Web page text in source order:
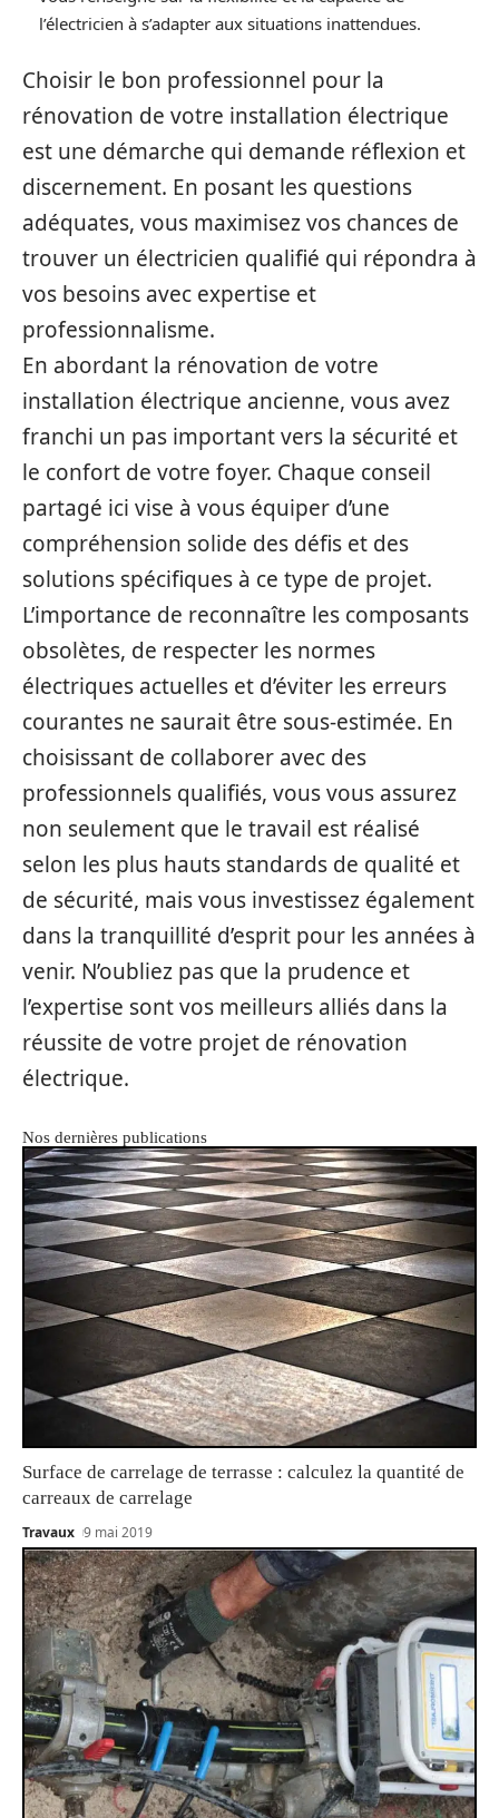
l’électricien à s’adapter aux situations inattendues.
Choisir le bon professionnel pour la
rénovation de votre installation électrique
est une démarche qui demande réflexion et
discernement. En posant les questions
adéquates, vous maximisez vos chances de
trouver un électricien qualifié qui répondra à
vos besoins avec expertise et
professionnalisme.
En abordant la rénovation de votre
installation électrique ancienne, vous avez
franchi un pas important vers la sécurité et
le confort de votre foyer. Chaque conseil
partagé ici vise à vous équiper d’une
compréhension solide des défis et des
solutions spécifiques à ce type de projet.
L’importance de reconnaître les composants
obsolètes, de respecter les normes
électriques actuelles et d’éviter les erreurs
courantes ne saurait être sous-estimée. En
choisissant de collaborer avec des
professionnels qualifiés, vous vous assurez
non seulement que le travail est réalisé
selon les plus hauts standards de qualité et
de sécurité, mais vous investissez également
dans la tranquillité d’esprit pour les années à
venir. N’oubliez pas que la prudence et
l’expertise sont vos meilleurs alliés dans la
réussite de votre projet de rénovation
électrique.
Nos dernières publications
Surface de carrelage de terrasse : calculez la quantité de
carreaux de carrelage
Travaux 9 mai 2019